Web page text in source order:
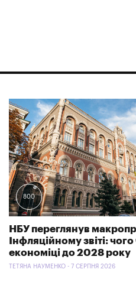
800
НБУ переглянув
Інфляційному звіті:
економіці до 2028 року
ТЕТЯНА НАУМЕНКО - 7 СЕРПНЯ 2026